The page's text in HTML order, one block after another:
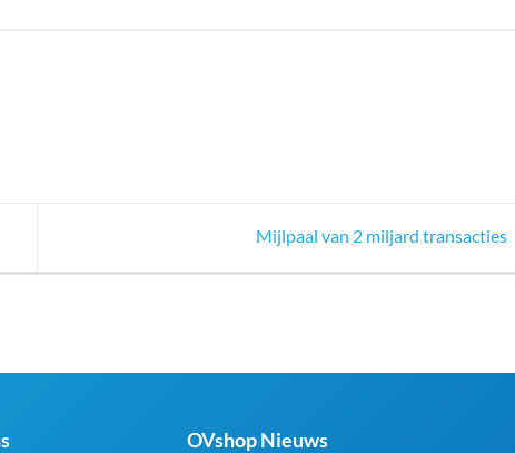
Mijlpaal van 2 miljard transacties
OVshop Nieuws